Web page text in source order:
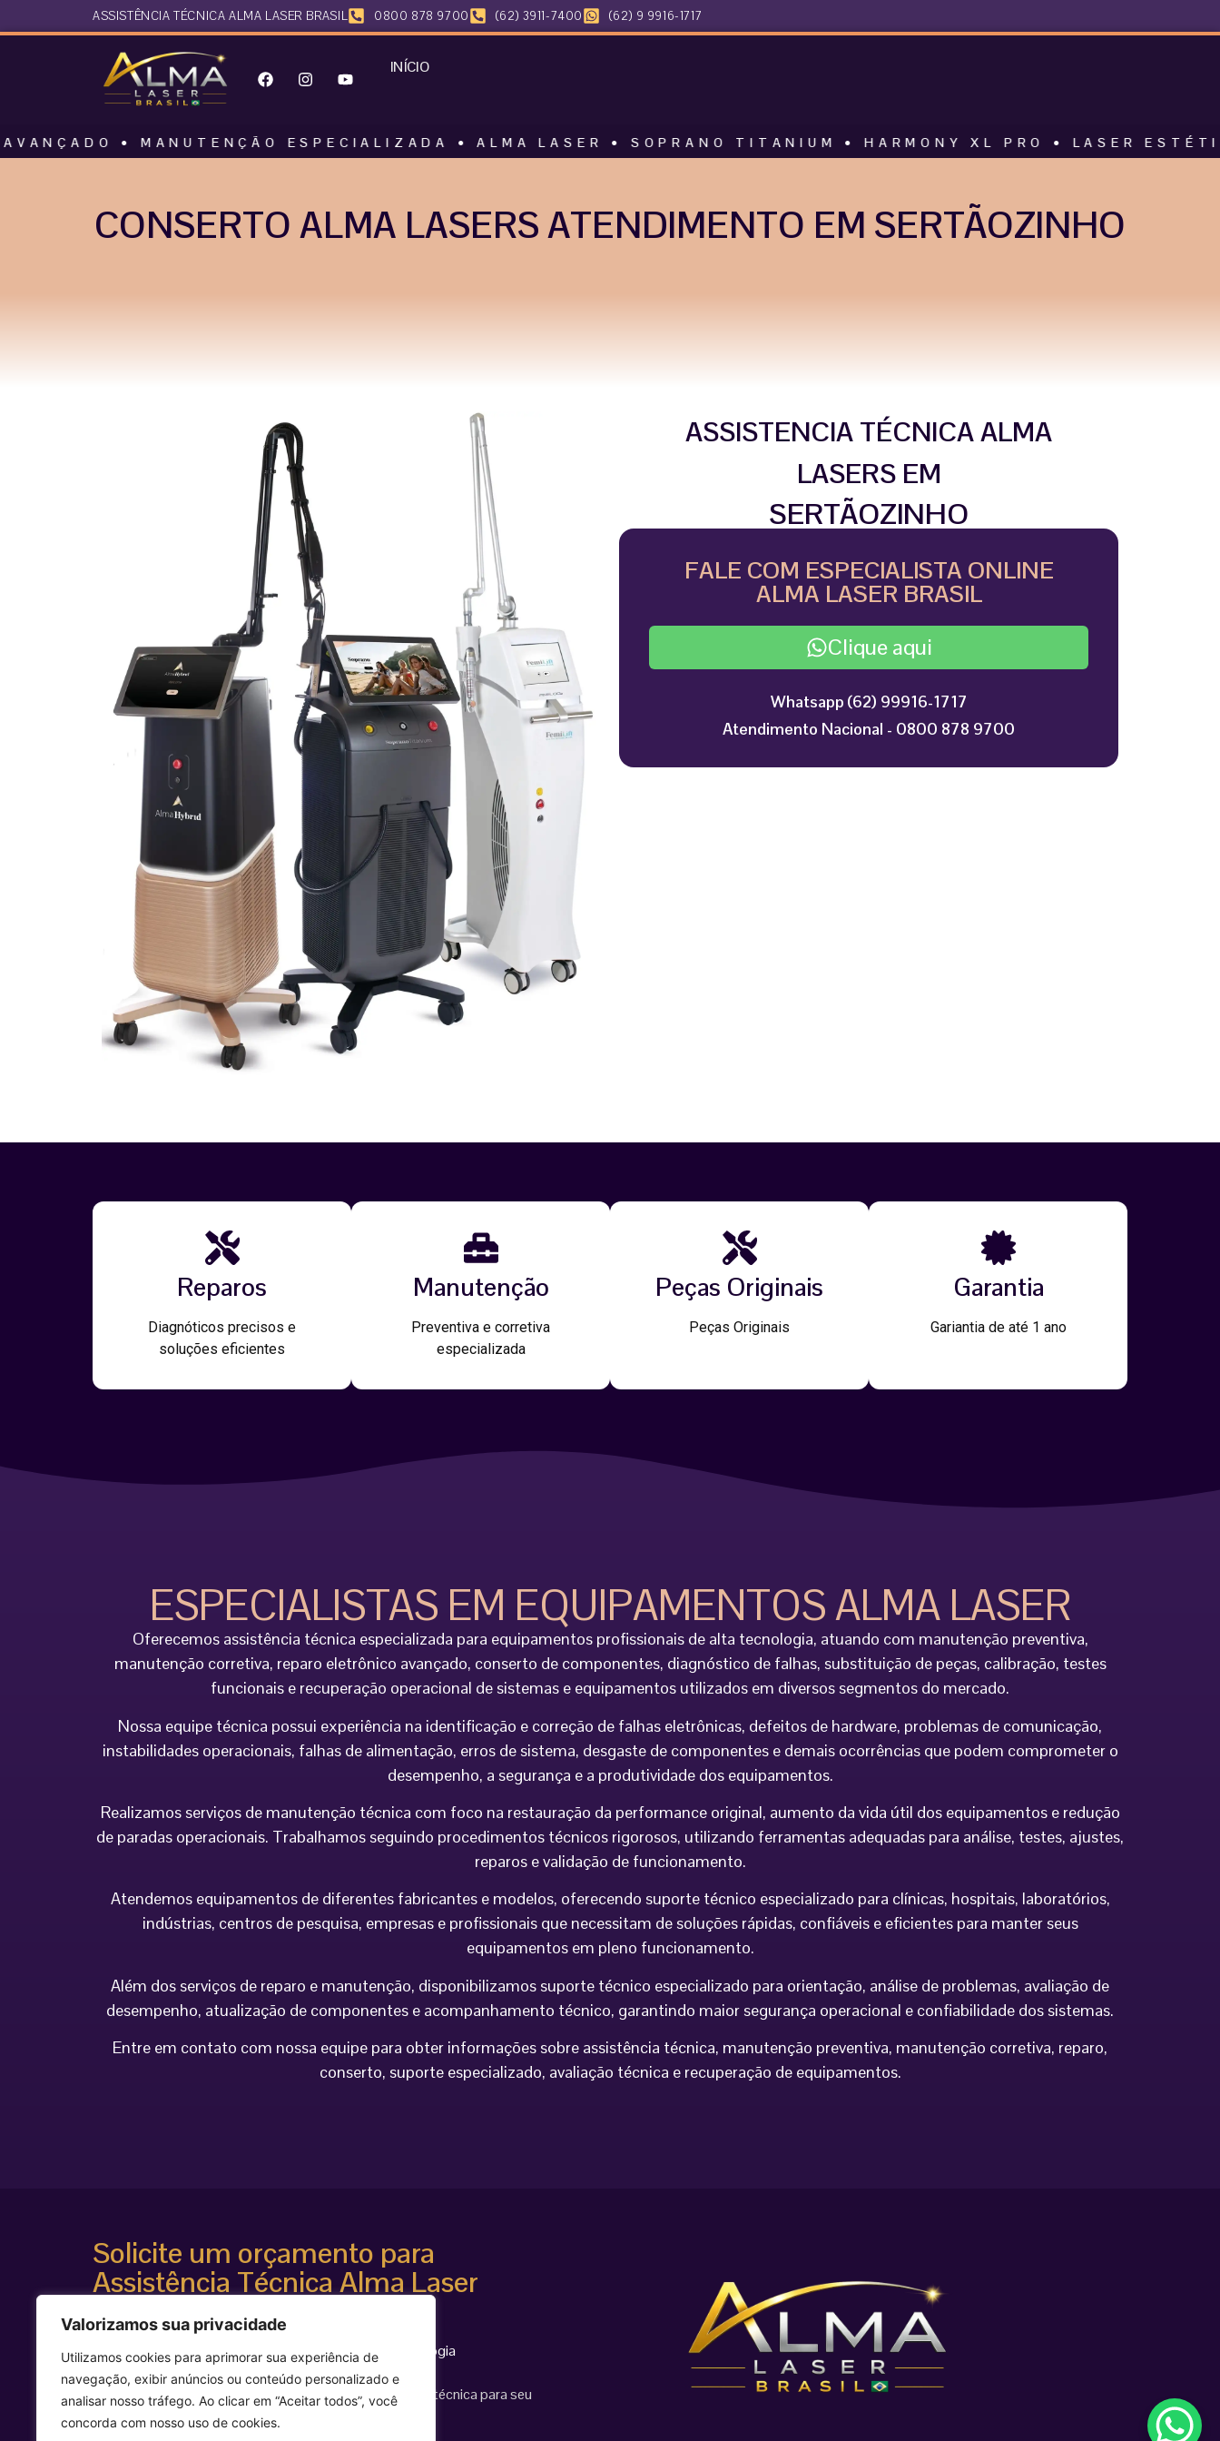
Valorizamos sua privacidade
Utilizamos cookies para aprimorar sua experiência de
navegação, exibir anúncios ou conteúdo personalizado e
analisar nosso tráfego. Ao clicar em “Aceitar todos”, você
concorda com nosso uso de cookies.
ASSISTÊNCIA TÉCNICA ALMA LASER BRASIL 0800 878 9700 (62) 3911-7400 (62) 9 9916-1717
INÍCIO
• MANUTENÇÃO ESPECIALIZADA • ALMA LASER • SOPRANO TITANIUM • HARMONY XL PRO • LASER
CONSERTO ALMA LASERS ATENDIMENTO EM SERTÃOZINHO
ASSISTENCIA TÉCNICA ALMA
LASERS EM
SERTÃOZINHO
FALE COM ESPECIALISTA ONLINE
ALMA LASER BRASIL
Clique aqui
Whatsapp (62) 99916-1717
Atendimento Nacional - 0800 878 9700
Reparos
Diagnóticos precisos e
soluções eficientes
Manutenção
Preventiva e corretiva
especializada
Peças Originais
Peças Originais
Garantia
Gariantia de até 1 ano
ESPECIALISTAS EM EQUIPAMENTOS ALMA LASER
Oferecemos assistência técnica especializada para equipamentos profissionais de alta tecnologia, atuando com manutenção preventiva,
manutenção corretiva, reparo eletrônico avançado, conserto de componentes, diagnóstico de falhas, substituição de peças, calibração, testes
funcionais e recuperação operacional de sistemas e equipamentos utilizados em diversos segmentos do mercado.
Nossa equipe técnica possui experiência na identificação e correção de falhas eletrônicas, defeitos de hardware, problemas de comunicação,
instabilidades operacionais, falhas de alimentação, erros de sistema, desgaste de componentes e demais ocorrências que podem comprometer o
desempenho, a segurança e a produtividade dos equipamentos.
Realizamos serviços de manutenção técnica com foco na restauração da performance original, aumento da vida útil dos equipamentos e redução
de paradas operacionais. Trabalhamos seguindo procedimentos técnicos rigorosos, utilizando ferramentas adequadas para análise, testes, ajustes,
reparos e validação de funcionamento.
Atendemos equipamentos de diferentes fabricantes e modelos, oferecendo suporte técnico especializado para clínicas, hospitais, laboratórios,
indústrias, centros de pesquisa, empresas e profissionais que necessitam de soluções rápidas, confiáveis e eficientes para manter seus
equipamentos em pleno funcionamento.
Além dos serviços de reparo e manutenção, disponibilizamos suporte técnico especializado para orientação, análise de problemas, avaliação de
desempenho, atualização de componentes e acompanhamento técnico, garantindo maior segurança operacional e confiabilidade dos sistemas.
Entre em contato com nossa equipe para obter informações sobre assistência técnica, manutenção preventiva, manutenção corretiva, reparo,
conserto, suporte especializado, avaliação técnica e recuperação de equipamentos.
Solicite um orçamento para
Assistência Técnica Alma Laser
Diagnóstico técnico avançado
Suporte para equipamentos estéticos de alta tecnologia
Agilidade e segurança técnica
Entre em contato agora mesmo e solicite uma avaliação técnica para seu
equipamento Alma Laser.